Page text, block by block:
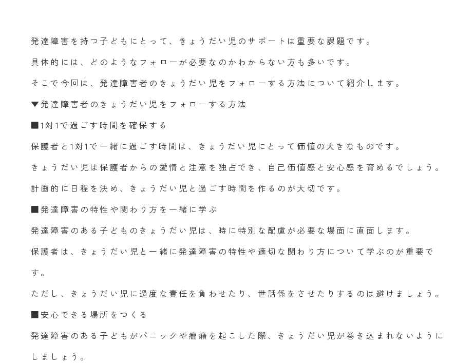
発達障害を持つ子どもにとって、きょうだい児のサポートは重要な課題です。
具体的には、どのようなフォローが必要なのかわからない方も多いです。
そこで今回は、発達障害者のきょうだい児をフォローする方法について紹介します。
▼発達障害者のきょうだい児をフォローする方法
■1対1で過ごす時間を確保する
保護者と1対1で一緒に過ごす時間は、きょうだい児にとって価値の大きなものです。
きょうだい児は保護者からの愛情と注意を独占でき、自己価値感と安心感を育めるでしょう。
計画的に日程を決め、きょうだい児と過ごす時間を作るのが大切です。
■発達障害の特性や関わり方を一緒に学ぶ
発達障害のある子どものきょうだい児は、時に特別な配慮が必要な場面に直面します。
保護者は、きょうだい児と一緒に発達障害の特性や適切な関わり方について学ぶのが重要で
す。
ただし、きょうだい児に過度な責任を負わせたり、世話係をさせたりするのは避けましょう。
■安心できる場所をつくる
発達障害のある子どもがパニックや癇癪を起こした際、きょうだい児が巻き込まれないように
しましょう。